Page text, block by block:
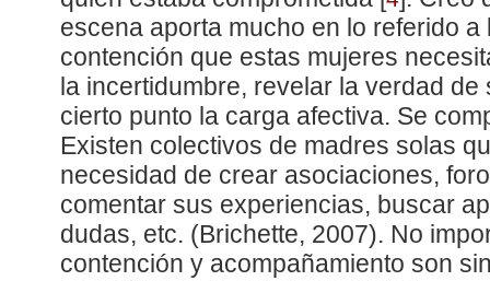
escena aporta mucho en lo referido
contención que estas mujeres
la incertidumbre, revelar la verdad
cierto punto la carga afectiva. Se
Existen colectivos de madres solas
necesidad de crear asociaciones,
comentar sus experiencias, buscar
dudas, etc. (Brichette, 2007). No
contención y acompañamiento son